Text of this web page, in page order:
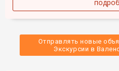
Отправлять новые
Экскурсии в